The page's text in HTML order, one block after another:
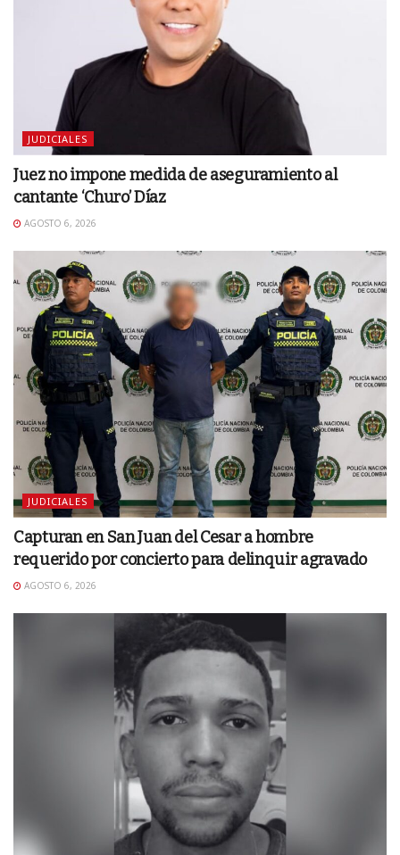
JUDICIALES
Juez no impone medida de aseguramiento al
cantante ‘Churo’ Díaz
AGOSTO 6, 2026
JUDICIALES
Capturan en San Juan del Cesar a hombre
requerido por concierto para delinquir agravado
AGOSTO 6, 2026